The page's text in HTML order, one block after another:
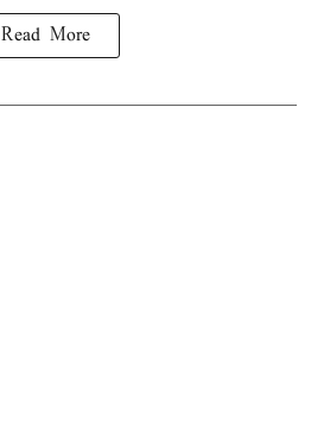
Read More